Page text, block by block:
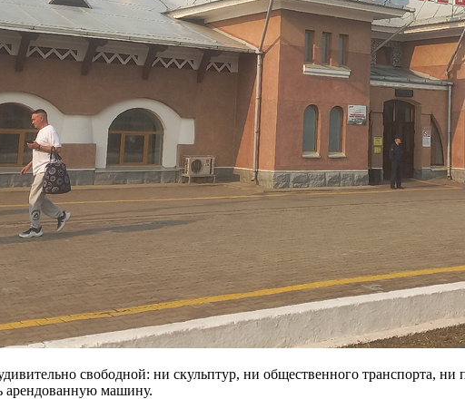
свободной: ни скульптур, ни общественного транспорта,
арендованную машину.